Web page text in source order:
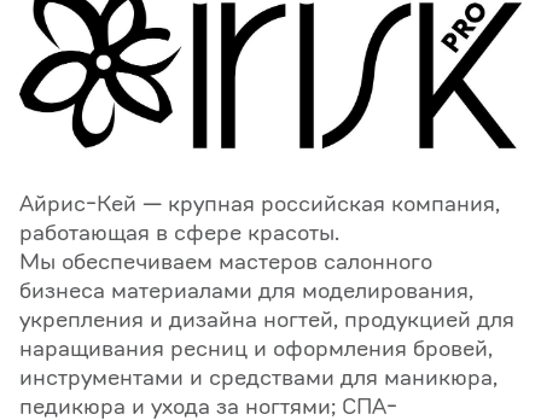
Айрис-Кей — крупная российская компания,
работающая в сфере красоты.
Мы обеспечиваем мастеров салонного
бизнеса материалами для моделирования,
укрепления и дизайна ногтей, продукцией для
наращивания ресниц и оформления бровей,
инструментами и средствами для маникюра,
педикюра и ухода за ногтями; СПА-